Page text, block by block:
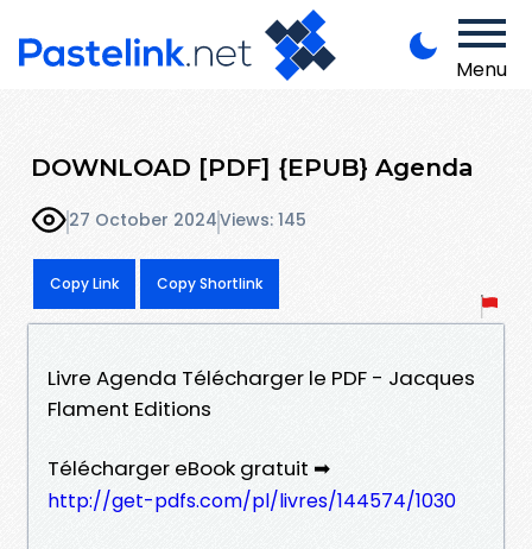
Menu
DOWNLOAD [PDF] {EPUB} Agenda
27 October 2024Views: 145
Copy Link Copy Shortlink
Livre Agenda Télécharger le PDF - Jacques
Flament Editions
Télécharger eBook gratuit ➡
http://get-pdfs.com/pl/livres/144574/1030